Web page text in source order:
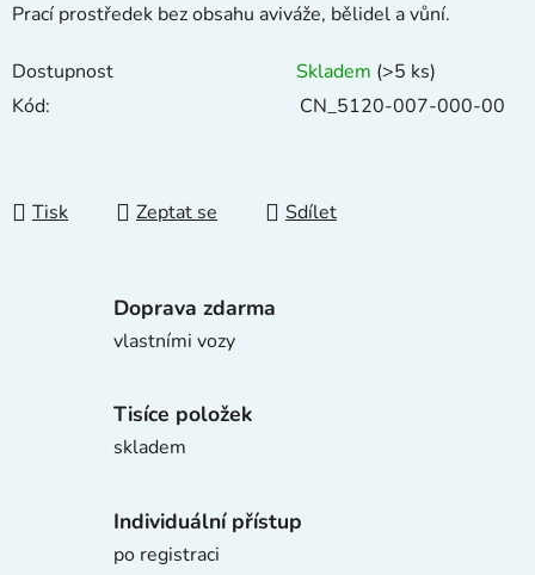
Prací prostředek bez obsahu aviváže, bělidel a vůní.
Dostupnost Skladem (>5 ks)
Kód:
CN_5120-007-000-00
Tisk Zeptat se Sdílet
Doprava zdarma
vlastními vozy
Tisíce položek
skladem
Individuální přístup
po registraci